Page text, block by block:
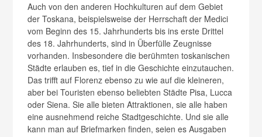
Auch von den anderen Hochkulturen auf dem Gebiet
der Toskana, beispielsweise der Herrschaft der Medici
vom Beginn des 15. Jahrhunderts bis ins erste Drittel
des 18. Jahrhunderts, sind in Überfülle Zeugnisse
vorhanden. Insbesondere die berühmten toskanischen
Städte erlauben es, tief in die Geschichte einzutauchen.
Das trifft auf Florenz ebenso zu wie auf die kleineren,
aber bei Touristen ebenso beliebten Städte Pisa, Lucca
oder Siena. Sie alle bieten Attraktionen, sie alle haben
eine ausnehmend reiche Stadtgeschichte. Und sie alle
kann man auf Briefmarken finden, seien es Ausgaben